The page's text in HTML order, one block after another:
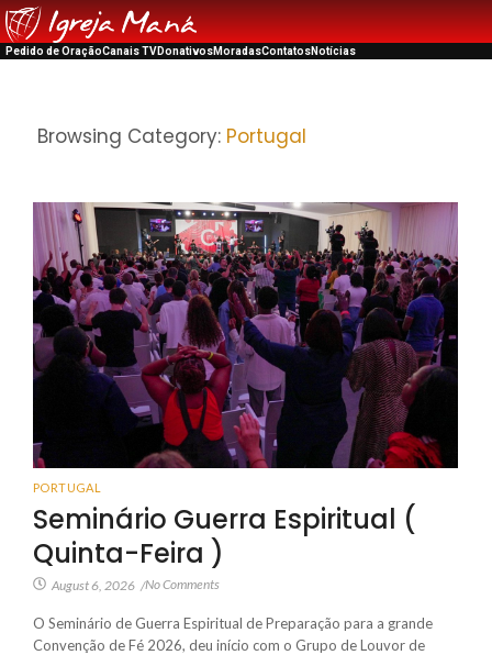
Pedido de OraçãoCanais TVDonativosMoradasContatosNotícias
Browsing Category: Portugal
PORTUGAL
Seminário Guerra Espiritual (
Quinta-Feira )
August 6, 2026 /No Comments
O Seminário de Guerra Espiritual de Preparação para a grande
Convenção de Fé 2026, deu início com o Grupo de Louvor de